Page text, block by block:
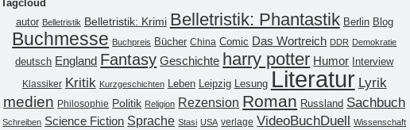
Tagcloud
autor Belletristik Belletristik: Krimi Belletristik: Phantastik Berlin Blog
Buchmesse Buchpreis Bücher China Comic Das Wortreich DDR Demokratie
deutsch England Fantasy Geschichte harry potter Humor
Interview
Klassiker Kritik Kurzgeschichten Leben Leipzig Lesung Literatur Lyrik
medien Philosophie Politik Religion Rezension Roman Russland Sachbuch
Schreiben Science Fiction Sprache Stasi USA verlage VideoBuchDuell Wissenschaft